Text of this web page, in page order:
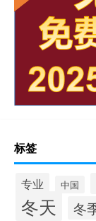
标签
专业 中国
冬天 冬